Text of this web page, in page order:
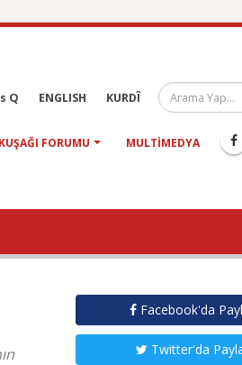
Q ENGLISH KURDÎ
FORUMU MULTIMEDYA
Facebook'da
Twitter'da